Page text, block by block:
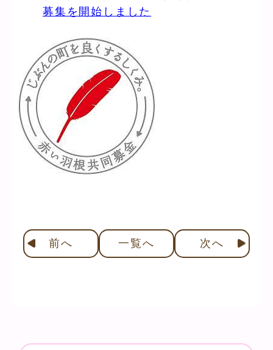
募集を開始しました
前へ 一覧へ 次へ